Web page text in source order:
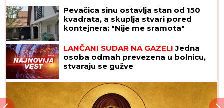
Pevačica sinu ostavlja stan od 150
kvadrata, a skuplja stvari pored
kontejnera: "Nije me sramota"
LANČANI SUDAR NA GAZELI Jedna
osoba odmah prevezena u bolnicu,
stvaraju se gužve